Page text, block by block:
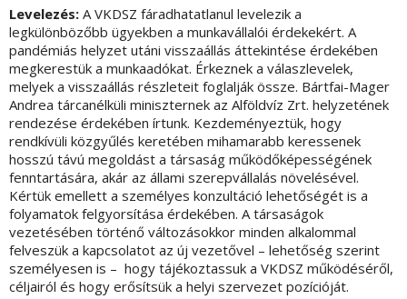
Levelezés: A VKDSZ fáradhatatlanul levelezik a
legkülönbözőbb ügyekben a munkavállalói érdekekért. A
pandémiás helyzet utáni visszaállás áttekintése érdekében
megkerestük a munkaadókat. Érkeznek a válaszlevelek,
melyek a visszaállás részleteit foglalják össze. Bártfai-Mager
Andrea tárcanélküli miniszternek az Alföldvíz Zrt. helyzetének
rendezése érdekében írtunk. Kezdeményeztük, hogy
rendkívüli közgyűlés keretében mihamarabb keressenek
hosszú távú megoldást a társaság működőképességének
fenntartására, akár az állami szerepvállalás növelésével.
Kértük emellett a személyes konzultáció lehetőségét is a
folyamatok felgyorsítása érdekében. A társaságok
vezetésében történő változásokkor minden alkalommal
felveszük a kapcsolatot az új vezetővel – lehetőség szerint
személyesen is – hogy tájékoztassuk a VKDSZ működéséről,
céljairól és hogy erősítsük a helyi szervezet pozícióját.